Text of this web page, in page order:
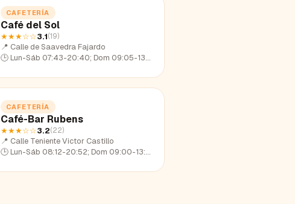
CAFETERÍA
Café del Sol
★★★☆☆3.1(19)
📍 Calle de Saavedra Fajardo
🕒 Lun-Sáb 07:43-20:40; Dom 09:05-13:49
CAFETERÍA
Café-Bar Rubens
★★★☆☆3.2(22)
📍 Calle Teniente Victor Castillo
🕒 Lun-Sáb 08:12-20:52; Dom 09:00-13:41